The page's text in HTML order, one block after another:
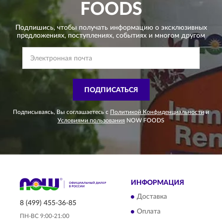
FOODS
Подпишись, чтобы получать информацию о эксклюзивных
предложениях, поступлениях, событиях и многом другом
ПОДПИСАТЬСЯ
Подписываясь, Вы соглашаетесь с Политикой Конфиденциальности и
Условиями пользования NOW FOODS
8 (499) 455-36-85
ПН-ВС 9:00-21:00
ИНФОРМАЦИЯ
Доставка
Оплата